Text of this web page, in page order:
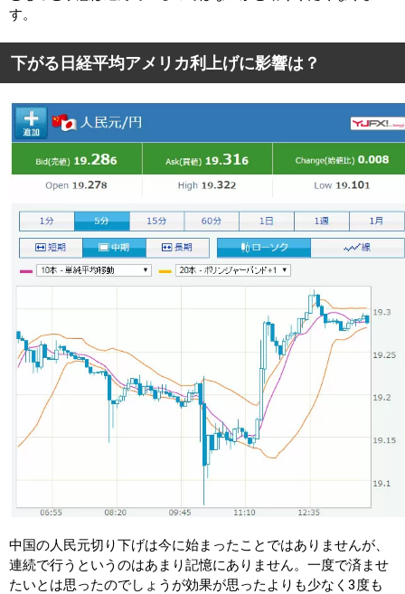
す。
下がる日経平均アメリカ利上げに影響は？
中国の人民元切り下げは今に始まったことではありませんが、
連続で行うというのはあまり記憶にありません。一度で済ませ
たいとは思ったのでしょうが効果が思ったよりも少なく3度も